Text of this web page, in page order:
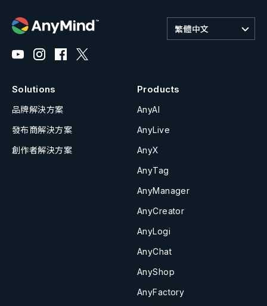
繁體中文
Solutions
品牌解決方案
發布商解決方案
創作者解決方案
Products
AnyAI
AnyLive
AnyX
AnyTag
AnyManager
AnyCreator
AnyLogi
AnyChat
AnyShop
AnyFactory